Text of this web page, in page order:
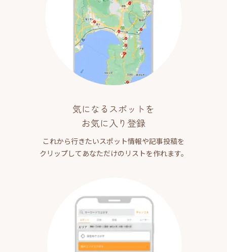
気になるスポットを
お気に入り登録
これから行きたいスポット情報や記事投稿を
クリップしてあなただけのリストを作れます。